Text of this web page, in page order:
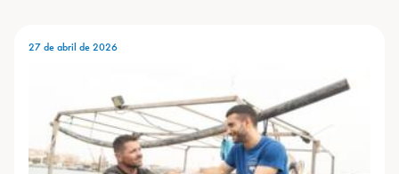
27 de abril de 2026